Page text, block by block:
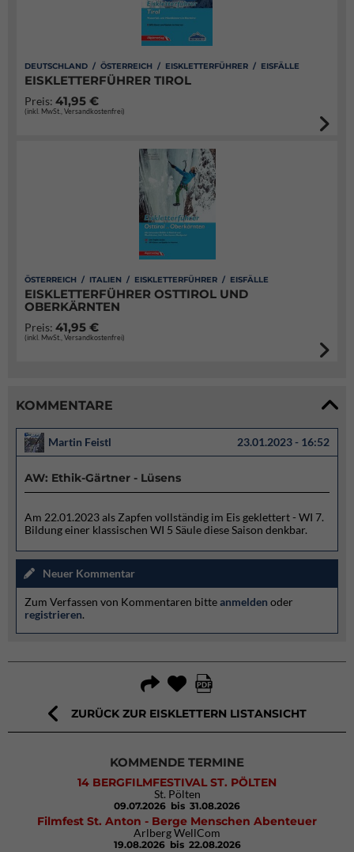
DEUTSCHLAND / ÖSTERREICH / EISKLETTERFÜHRER / EISFÄLLE
EISKLETTERFÜHRER TIROL
Preis: 41,95 €
(inkl. MwSt., Versandkostenfrei)
ÖSTERREICH / ITALIEN / EISKLETTERFÜHRER / EISFÄLLE
EISKLETTERFÜHRER OSTTIROL UND
OBERKÄRNTEN
Preis: 41,95 €
(inkl. MwSt., Versandkostenfrei)
KOMMENTARE
Martin Feistl 23.01.2023 - 16:52
AW: Ethik-Gärtner - Lüsens
Am 22.01.2023 als Zapfen vollständig im Eis geklettert - WI 7.
Bildung einer klassischen WI 5 Säule diese Saison denkbar.
Neuer Kommentar
Zum Verfassen von Kommentaren bitteanmelden oder
registrieren.
ZURÜCK ZUR EISKLETTERN LISTANSICHT
KOMMENDE TERMINE
14 BERGFILMFESTIVAL ST. PÖLTEN
St. Pölten
09.07.2026 bis 31.08.2026
Filmfest St. Anton - Berge Menschen Abenteuer
Arlberg WellCom
19.08.2026 bis 22.08.2026